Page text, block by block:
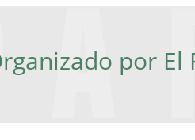
por El